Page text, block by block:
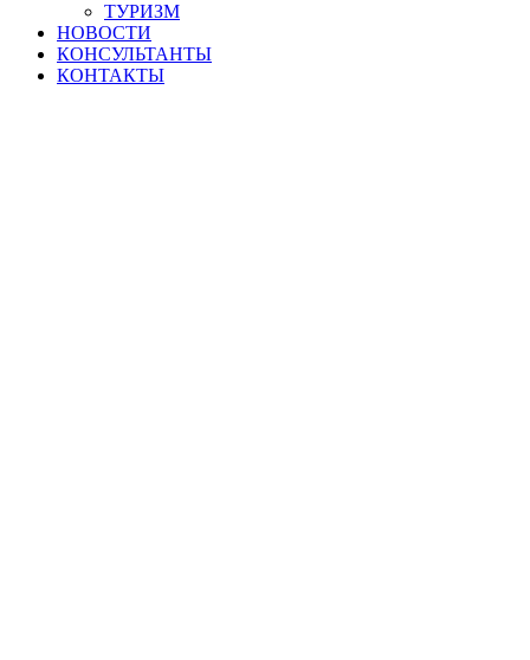
ТУРИЗМ
НОВОСТИ
КОНСУЛЬТАНТЫ
КОНТАКТЫ